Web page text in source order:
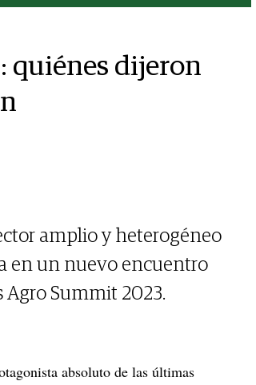
quiénes dijeron
amplio y heterogéneo
en un nuevo encuentro
Summit 2023.
absoluto de las últimas